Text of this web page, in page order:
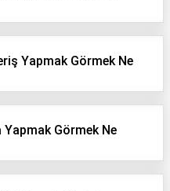
Yapmak Görmek Ne
Görmek Ne